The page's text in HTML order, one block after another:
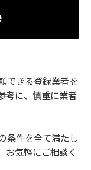
できる登録業者を
考に、慎重に業者
条件を全て満たし
お気軽にご相談く